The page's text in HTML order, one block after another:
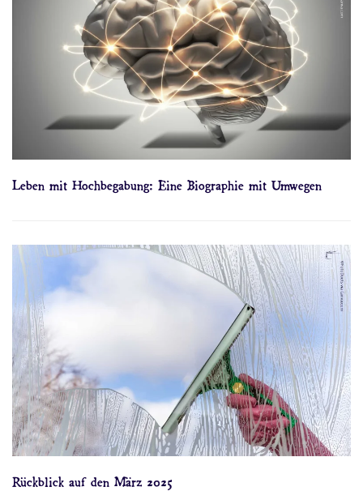
Leben mit Hochbegabung: Eine Biographie mit Umwegen
Rückblick auf den März 2025